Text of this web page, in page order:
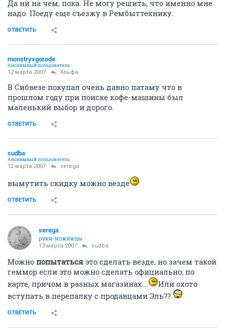
Да ни на чем, пока. Не могу решить, что именно мне
надо. Поеду еще съезжу в Рембыттехнику.
ОТВЕТИТЬ
monstryvgorode
Анонимный пользователь
12 марта 2007 Альфа
В Сибвезе покупал очень давно патаму что в
прошлом году при поиске кофе-машины был
маленький выбор и дорого.
ОТВЕТИТЬ
sudba
Анонимный пользователь
12 марта 2007 serega
вымутить скидку можно везде
ОТВЕТИТЬ
serega
руки-ножницы
13 марта 2007 sudba
Можно попытаться это сделать везде, но зачем такой
геммор если это можно сделать официально, по
карте, причом в разных магазинах...
Или охото
вступать в перепалку с продавцами Эль??
ОТВЕТИТЬ